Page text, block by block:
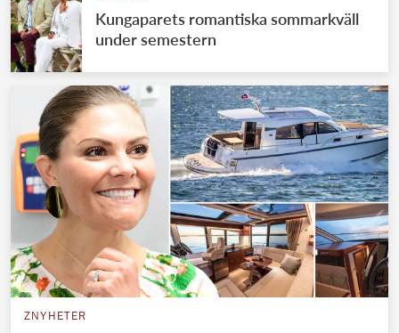
Kungaparets romantiska sommarkväll
under semestern
ZNYHETER